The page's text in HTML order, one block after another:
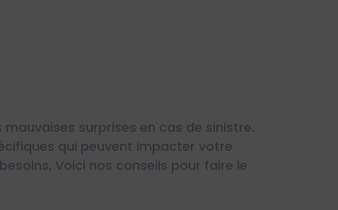
surprises en cas de sinistre.
qui peuvent impacter votre
Voici nos conseils pour faire le